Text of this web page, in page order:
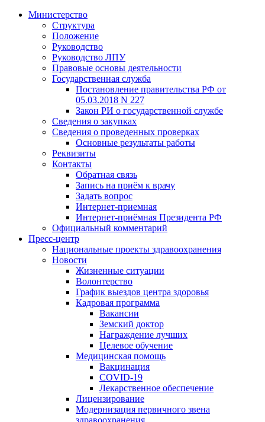
Министерство
Структура
Положение
Руководство
Руководство ЛПУ
Правовые основы деятельности
Государственная служба
Постановление правительства РФ от
05.03.2018 N 227
Закон РИ о государственной службе
Сведения о закупках
Сведения о проведенных проверках
Основные результаты работы
Реквизиты
Контакты
Обратная связь
Запись на приём к врачу
Задать вопрос
Интернет-приемная
Интернет-приёмная Президента РФ
Официальный комментарий
Пресс-центр
Национальные проекты здравоохранения
Новости
Жизненные ситуации
Волонтерство
График выездов центра здоровья
Кадровая программа
Вакансии
Земский доктор
Награждение лучших
Целевое обучение
Медицинская помощь
Вакцинация
COVID-19
Лекарственное обеспечение
Лицензирование
Модернизация первичного звена
здравоохранения